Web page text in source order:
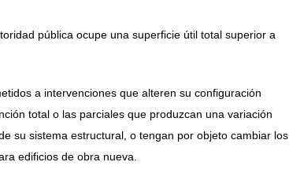
pública ocupe una superficie útil total superior a
a intervenciones que alteren su configuración
total o las parciales que produzcan una variación
su sistema estructural, o tengan por objeto cambiar los
edificios de obra nueva.